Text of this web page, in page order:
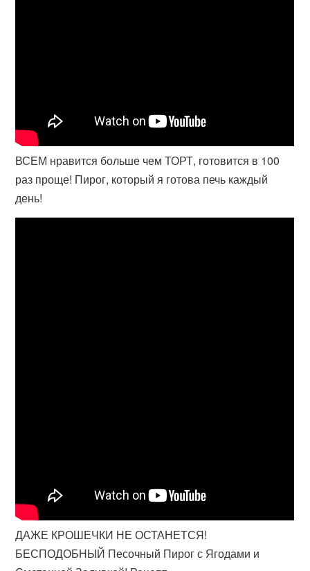
ВСЕМ нравится больше чем ТОРТ, готовится в 100
раз проще! Пирог, который я готова печь каждый
день!
ДАЖЕ КРОШЕЧКИ НЕ ОСТАНЕТСЯ!
БЕСПОДОБНЫЙ Песочный Пирог с Ягодами и